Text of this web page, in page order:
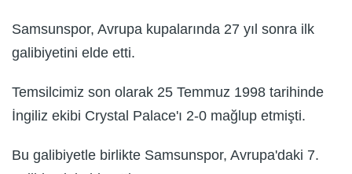
Samsunspor, Avrupa kupalarında 27 yıl sonra ilk
galibiyetini elde etti.
Temsilcimiz son olarak 25 Temmuz 1998 tarihinde
İngiliz ekibi Crystal Palace'ı 2-0 mağlup etmişti.
Bu galibiyetle birlikte Samsunspor, Avrupa'daki 7.